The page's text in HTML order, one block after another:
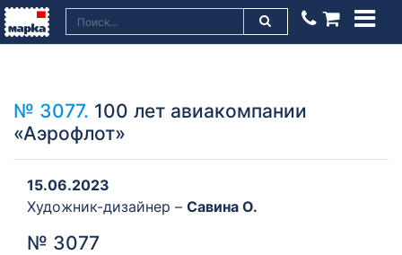
№ 3077. 100 лет авиакомпании
«Аэрофлот»
15.06.2023
Художник-дизайнер – Савина О.
№ 3077